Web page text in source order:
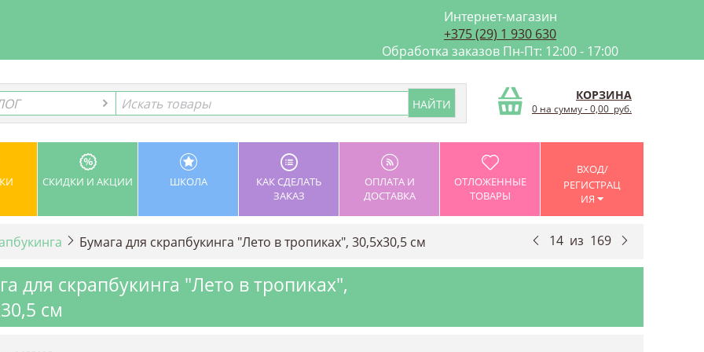
Интернет-магазин
+375 (29) 1 930 630
Обработка заказов Пн-Пт: 12:00 - 17:00
КОРЗИНА
0 на сумму-0,00 руб.
СКИДКИ И АКЦИИ ШКОЛА
КАК СДЕЛАТЬ
ЗАКАЗ
ОПЛАТА И
ДОСТАВКА
ОТЛОЖЕННЫЕ
ТОВАРЫ
ВХОД/
РЕГИСТРАЦ
ИЯ
Бумага для скрапбукинга "Лето в тропиках", 30,5х30,5 см 14 из 169
для скрапбукинга "Лето в тропиках",
см